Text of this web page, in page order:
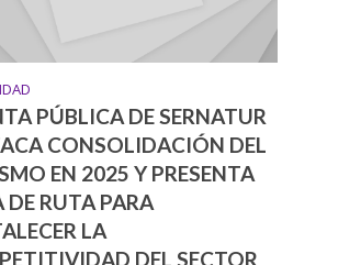
PÚBLICA DE SERNATUR
CONSOLIDACIÓN DEL
EN 2025 Y PRESENTA
DE RUTA PARA
LA
DEL SECTOR